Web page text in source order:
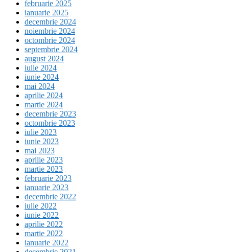
februarie 2025
ianuarie 2025
decembrie 2024
noiembrie 2024
octombrie 2024
septembrie 2024
august 2024
iulie 2024
iunie 2024
mai 2024
aprilie 2024
martie 2024
decembrie 2023
octombrie 2023
iulie 2023
iunie 2023
mai 2023
aprilie 2023
martie 2023
februarie 2023
ianuarie 2023
decembrie 2022
iulie 2022
iunie 2022
aprilie 2022
martie 2022
ianuarie 2022